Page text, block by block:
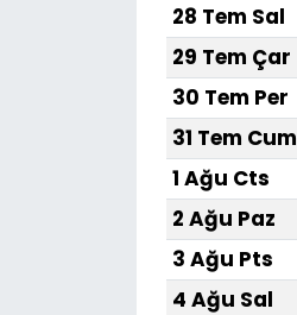
28 Tem Sal
29 Tem Çar
30 Tem Per
31 Tem Cum
1 Ağu Cts
2 Ağu Paz
3 Ağu Pts
4 Ağu Sal